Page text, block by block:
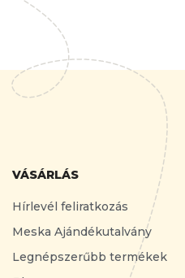
VÁSÁRLÁS
Hírlevél feliratkozás
Meska Ajándékutalvány
Legnépszerűbb termékek